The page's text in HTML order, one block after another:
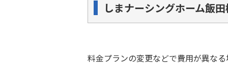
しまナーシングホーム飯
料金プランの変更などで費用が異な